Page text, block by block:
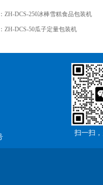
ZH-DCS-250冰棒雪糕食品包装机
ZH-DCS-50瓜子定量包装机
扫一扫